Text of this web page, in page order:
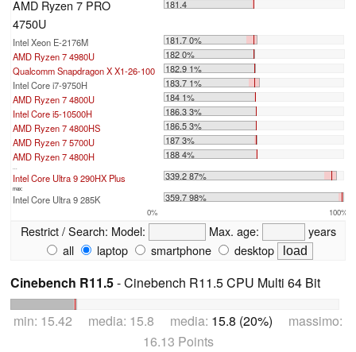
AMD Ryzen 7 PRO
4750U
181.4
Intel Xeon E-2176M
181.7 0%
AMD Ryzen 7 4980U
182 0%
Qualcomm Snapdragon X X1-26-100
182.9 1%
Intel Core i7-9750H
183.7 1%
AMD Ryzen 7 4800U
184 1%
Intel Core i5-10500H
186.3 3%
AMD Ryzen 7 4800HS
186.5 3%
AMD Ryzen 7 5700U
187 3%
AMD Ryzen 7 4800H
188 4%
Intel Core Ultra 9 290HX Plus 339.2 87%
max:
Intel Core Ultra 9 285K 359.7 98%
0% 100%
Restrict / Search: Model: Max. age:
years
all
laptop smartphone desktop
Cinebench R11.5- Cinebench R11.5 CPU Multi 64 Bit
min: 15.42 media: 15.8 media: 15.8 (20%) massimo:
16.13 Points